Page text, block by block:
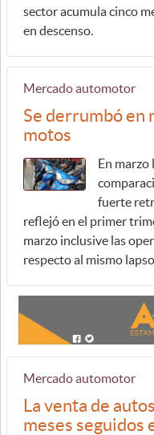
sector acumula cinco
en descenso.
Mercado automotor
Se derrumbó en
motos
En marzo
fuerte
reflejó en el primer
marzo inclusive las
respecto al mismo
Mercado automotor
La venta de
meses seguidos